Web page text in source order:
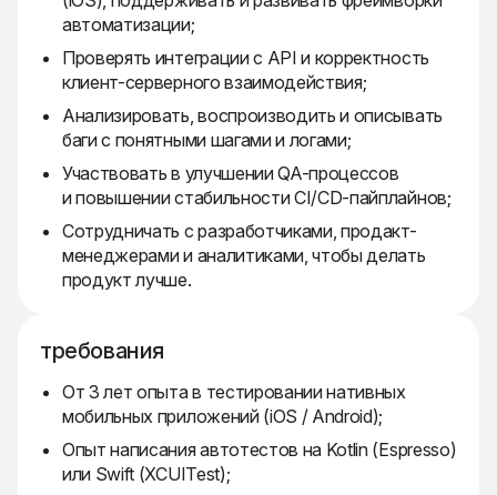
автоматизации;
Проверять интеграции с API и корректность
клиент-серверного взаимодействия;
Анализировать, воспроизводить и описывать
баги с понятными шагами и логами;
Участвовать в улучшении QA-процессов
и повышении стабильности CI/CD-пайплайнов;
Сотрудничать с разработчиками, продакт-
менеджерами и аналитиками, чтобы делать
продукт лучше.
требования
От 3 лет опыта в тестировании нативных
мобильных приложений (iOS / Android);
Опыт написания автотестов на Kotlin (Espresso)
или Swift (XCUITest);